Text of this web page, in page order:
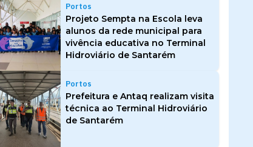
Portos
Projeto Sempta na Escola leva
alunos da rede municipal para
vivência educativa no Terminal
Hidroviário de Santarém
Portos
Prefeitura e Antaq realizam visita
técnica ao Terminal Hidroviário
de Santarém